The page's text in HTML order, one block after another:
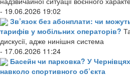
- 19.06.2026 19:02
Зв’язок без абонплати: чи
тарифів у мобільних операторів?
дискусії, адже нинішня система
- 17.06.2026 11:24
Басейн чи парковка? У
навколо спортивного об’єкта